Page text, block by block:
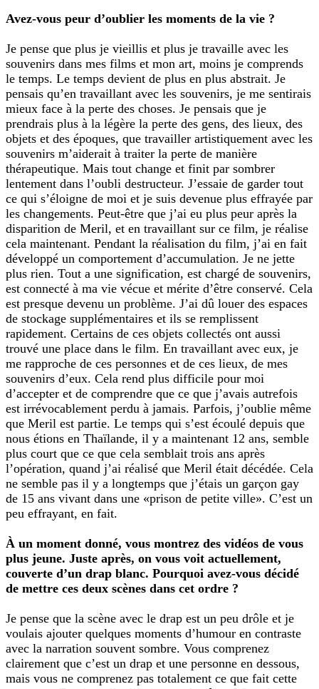
Avez-vous peur d’oublier les moments de la vie ?
Je pense que plus je vieillis et plus je travaille avec les
souvenirs dans mes films et mon art, moins je comprends
le temps. Le temps devient de plus en plus abstrait. Je
pensais qu’en travaillant avec les souvenirs, je me sentirais
mieux face à la perte des choses. Je pensais que je
prendrais plus à la légère la perte des gens, des lieux, des
objets et des époques, que travailler artistiquement avec les
souvenirs m’aiderait à traiter la perte de manière
thérapeutique. Mais tout change et finit par sombrer
lentement dans l’oubli destructeur. J’essaie de garder tout
ce qui s’éloigne de moi et je suis devenue plus effrayée par
les changements. Peut-être que j’ai eu plus peur après la
disparition de Meril, et en travaillant sur ce film, je réalise
cela maintenant. Pendant la réalisation du film, j’ai en fait
développé un comportement d’accumulation. Je ne jette
plus rien. Tout a une signification, est chargé de souvenirs,
est connecté à ma vie vécue et mérite d’être conservé. Cela
est presque devenu un problème. J’ai dû louer des espaces
de stockage supplémentaires et ils se remplissent
rapidement. Certains de ces objets collectés ont aussi
trouvé une place dans le film. En travaillant avec eux, je
me rapproche de ces personnes et de ces lieux, de mes
souvenirs d’eux. Cela rend plus difficile pour moi
d’accepter et de comprendre que ce que j’avais autrefois
est irrévocablement perdu à jamais. Parfois, j’oublie même
que Meril est partie. Le temps qui s’est écoulé depuis que
nous étions en Thaïlande, il y a maintenant 12 ans, semble
plus court que ce que cela semblait trois ans après
l’opération, quand j’ai réalisé que Meril était décédée. Cela
ne semble pas il y a longtemps que j’étais un garçon gay
de 15 ans vivant dans une «prison de petite ville». C’est un
peu effrayant, en fait.
À un moment donné, vous montrez des vidéos de vous
plus jeune. Juste après, on vous voit actuellement,
couverte d’un drap blanc. Pourquoi avez-vous décidé
de mettre ces deux scènes dans cet ordre ?
Je pense que la scène avec le drap est un peu drôle et je
voulais ajouter quelques moments d’humour en contraste
avec la narration souvent sombre. Vous comprenez
clairement que c’est un drap et une personne en dessous,
mais vous ne comprenez pas totalement ce que fait cette